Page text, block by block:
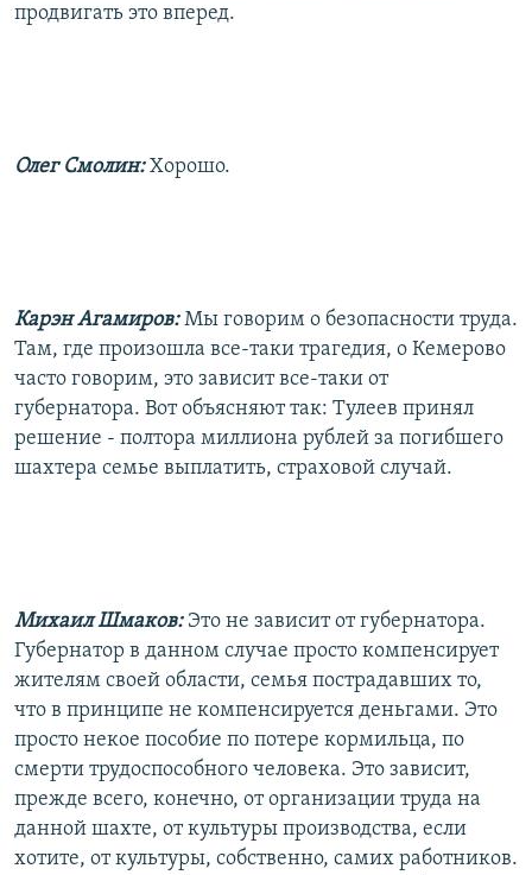
продвигать это вперед.
Олег Смолин: Хорошо.
Карэн Агамиров: Мы говорим о безопасности труда.
Там, где произошла все-таки трагедия, о Кемерово
часто говорим, это зависит все-таки от
губернатора. Вот объясняют так: Тулеев принял
решение - полтора миллиона рублей за погибшего
шахтера семье выплатить, страховой случай.
Михаил Шмаков: Это не зависит от губернатора.
Губернатор в данном случае просто компенсирует
жителям своей области, семья пострадавших то,
что в принципе не компенсируется деньгами. Это
просто некое пособие по потере кормильца, по
смерти трудоспособного человека. Это зависит,
прежде всего, конечно, от организации труда на
данной шахте, от культуры производства, если
хотите, от культуры, собственно, самих работников.